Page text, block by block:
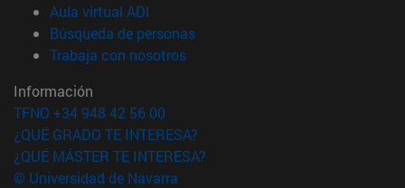
Aula virtual ADI
Búsqueda de personas(abre en nueva ventana)
Trabaja con nosotros(abre en nueva ventana)
Información
TFNO +34 948 42 56 00
¿QUÉ GRADO TE INTERESA?
¿QUÉ MÁSTER TE INTERESA?
© Universidad de Navarra